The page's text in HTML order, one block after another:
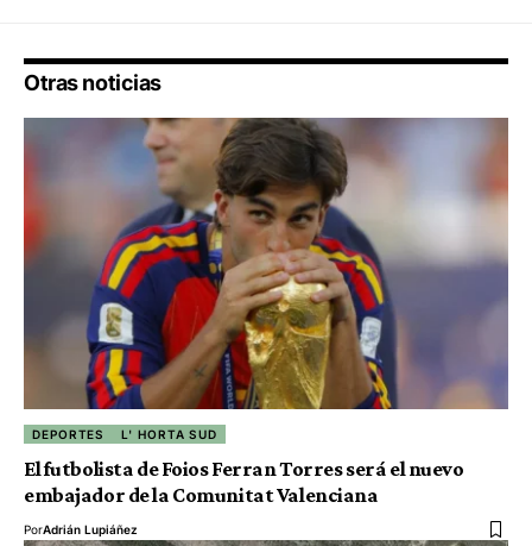
Otras noticias
DEPORTES L' HORTA SUD
El futbolista de Foios Ferran Torres será el nuevo
embajador de la Comunitat Valenciana
PorAdrián Lupiáñez